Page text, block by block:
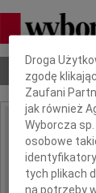
Nekrologi
IMIĘ I
Dbamy o
Droga
zgodę
Zaufani
jak również
Wyborcza
osobowe
tych plikach
na potrzeby